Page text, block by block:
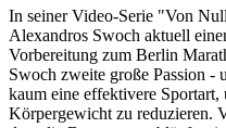
In seiner Video-Serie "Von
Alexandros Swoch aktuell
Vorbereitung zum Berlin
Swoch zweite große Passion -
kaum eine effektivere
Körpergewicht zu reduzieren.